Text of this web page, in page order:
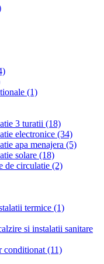
(1)
3 turatii (18)
electronice (34)
apa menajera (5)
solare (18)
de circulatie (2)
termice (1)
si instalatii sanitare
conditionat (11)